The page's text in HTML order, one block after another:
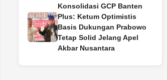
Konsolidasi GCP Banten
Plus: Ketum Optimistis
Basis Dukungan Prabowo
Tetap Solid Jelang Apel
Akbar Nusantara